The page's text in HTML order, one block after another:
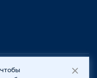
, 236029, г. Калининград,